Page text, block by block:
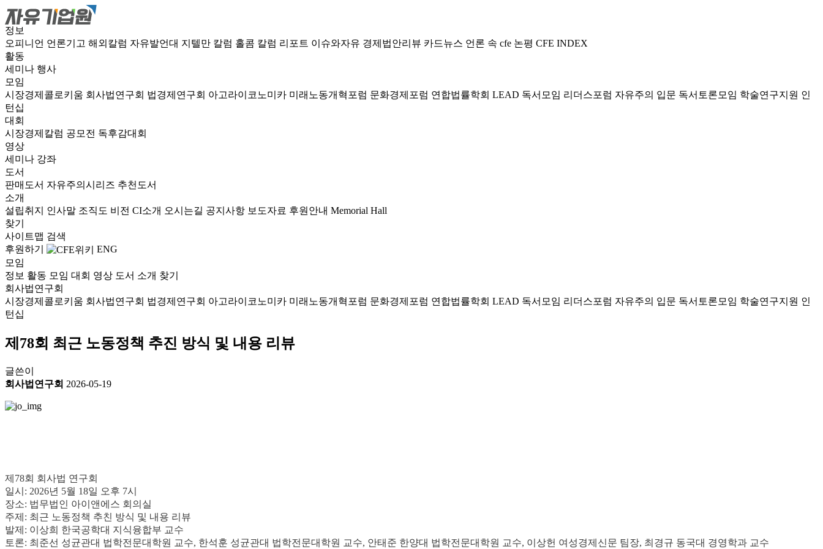
정보
오피니언 언론기고 해외칼럼 자유발언대 지텔만 칼럼 홀콤 칼럼 리포트 이슈와자유 경제법안리뷰 카드뉴스 언론 속 cfe 논평 CFE INDEX
활동
세미나 행사
모임
시장경제콜로키움 회사법연구회 법경제연구회 아고라이코노미카 미래노동개혁포럼 문화경제포럼 연합법률학회 LEAD 독서모임 리더스포럼 자유주의 입문 독서토론모임 학술연구지원 인
턴십
대회
시장경제칼럼 공모전 독후감대회
영상
세미나 강좌
도서
판매도서 자유주의시리즈 추천도서
소개
설립취지 인사말 조직도 비전 CI소개 오시는길 공지사항 보도자료 후원안내 Memorial Hall
찾기
사이트맵 검색
후원하기
ENG
모임
정보 활동 모임 대회 영상 도서 소개 찾기
회사법연구회
시장경제콜로키움 회사법연구회 법경제연구회 아고라이코노미카 미래노동개혁포럼 문화경제포럼 연합법률학회 LEAD 독서모임 리더스포럼 자유주의 입문 독서토론모임 학술연구지원 인
턴십
제78회 최근 노동정책 추진 방식 및 내용 리뷰
글쓴이
회사법연구회 2026-05-19
제78회 회사법 연구회
일시: 2026년 5월 18일 오후 7시
장소: 법무법인 아이앤에스 회의실
주제: 최근 노동정책 추친 방식 및 내용 리뷰
발제: 이상희 한국공학대 지식융합부 교수
토론: 최준선 성균관대 법학전문대학원 교수, 한석훈 성균관대 법학전문대학원 교수, 안태준 한양대 법학전문대학원 교수, 이상헌 여성경제신문 팀장, 최경규 동국대 경영학과 교수